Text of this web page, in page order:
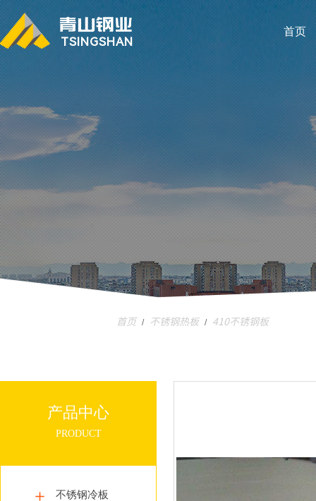
首页 / 不锈钢热板 / 410不锈钢板
PRODUCT
产品中心
不锈钢冷板
首页
TSINGSHAN